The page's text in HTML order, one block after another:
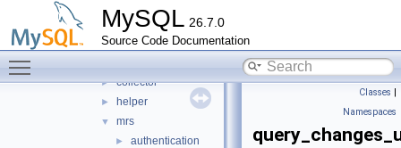
MySQL 26.7.0
Source Code Documentation
► mysql_protocol
▼ mysql_rest_service
► collector
► helper
▼ mrs
► authentication
Classes |
Namespaces